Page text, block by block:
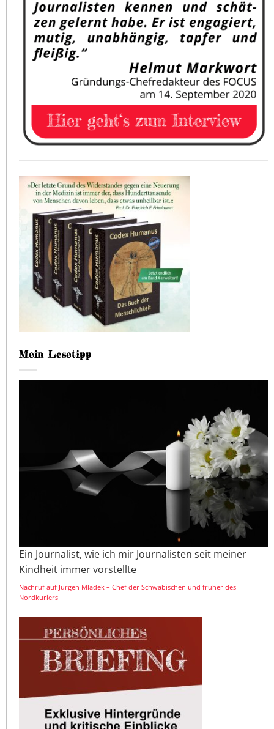
Mein Lesetipp
Ein Journalist, wie ich mir Journalisten seit meiner
Kindheit immer vorstellte
Nachruf auf Jürgen Mladek – Chef der Schwäbischen und früher des
Nordkuriers